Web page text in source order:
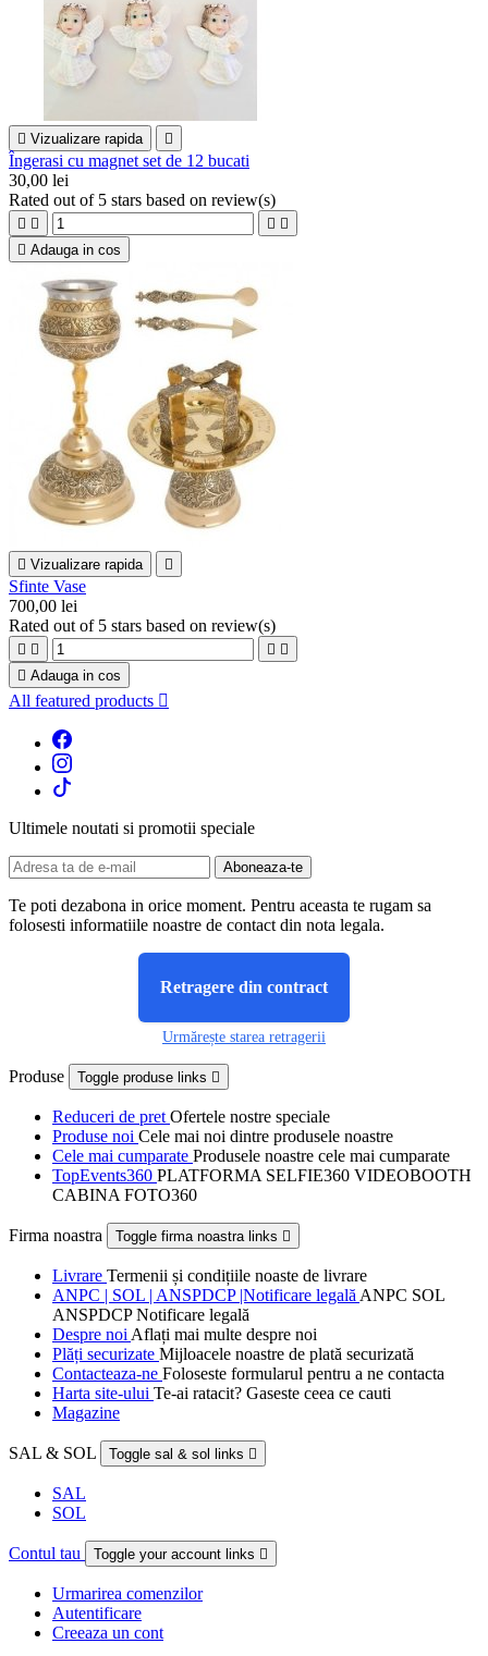
 Vizualizare rapida 
Îngerasi cu magnet set de 12 bucati
30,00 lei
Rated out of 5 stars based on review(s)
   
 Adauga in cos
 Vizualizare rapida 
Sfinte Vase
700,00 lei
Rated out of 5 stars based on review(s)
   
 Adauga in cos
All featured products 
Ultimele noutati si promotii speciale
Te poti dezabona in orice moment. Pentru aceasta te rugam sa
folosesti informatiile noastre de contact din nota legala.
Retragere din contract
Urmărește starea retragerii
Produse Toggle produse links 
Reduceri de pret Ofertele nostre speciale
Produse noi Cele mai noi dintre produsele noastre
Cele mai cumparate Produsele noastre cele mai cumparate
TopEvents360 PLATFORMA SELFIE360 VIDEOBOOTH
CABINA FOTO360
Firma noastra Toggle firma noastra links 
Livrare Termenii și condițiile noaste de livrare
ANPC | SOL | ANSPDCP |Notificare legală ANPC SOL
ANSPDCP Notificare legală
Despre noi Aflați mai multe despre noi
Plăți securizate Mijloacele noastre de plată securizată
Contacteaza-ne Foloseste formularul pentru a ne contacta
Harta site-ului Te-ai ratacit? Gaseste ceea ce cauti
Magazine
SAL & SOL Toggle sal & sol links 
SAL
SOL
Contul tau Toggle your account links 
Urmarirea comenzilor
Autentificare
Creeaza un cont